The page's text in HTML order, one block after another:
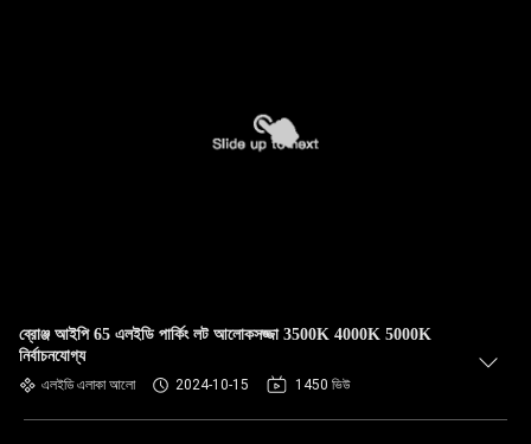
ব্রোঞ্জ আইপি 65 এলইডি পার্কিং লট আলোকসজ্জা 3500K 4000K 5000K
নির্বাচনযোগ্য
এলইডি এলাকা আলো 2024-10-15 1450 ভিউ